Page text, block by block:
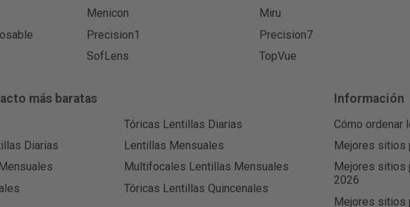
Menicon
Miru
Precision1
Precision7
SofLens TopVue
más baratas
Tóricas Lentillas Diarias
Diarias
Lentillas Mensuales
Multifocales Lentillas Mensuales
Tóricas Lentillas Quincenales
Información
Cómo ordenar
Mejores sitios
Mejores sitios
2026
Mejores sitios